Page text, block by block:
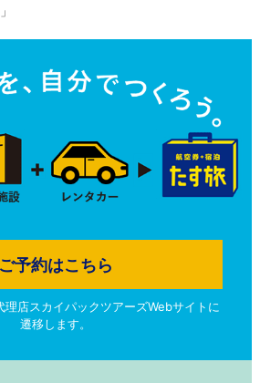
ご予約はこちら
店スカイパックツアーズWebサイトに
遷移します。